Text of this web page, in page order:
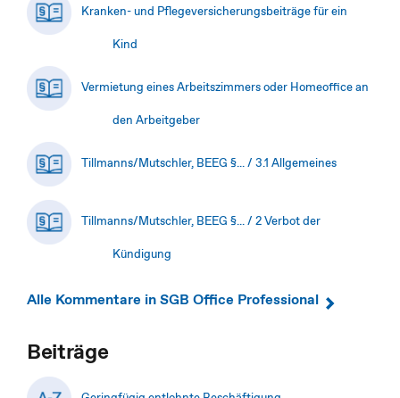
Kranken- und Pflegeversicherungsbeiträge für ein
Kind
Vermietung eines Arbeitszimmers oder Homeoffice an
den Arbeitgeber
Tillmanns/Mutschler, BEEG §... / 3.1 Allgemeines
Tillmanns/Mutschler, BEEG §... / 2 Verbot der
Kündigung
Alle Kommentare in SGB Office Professional
Beiträge